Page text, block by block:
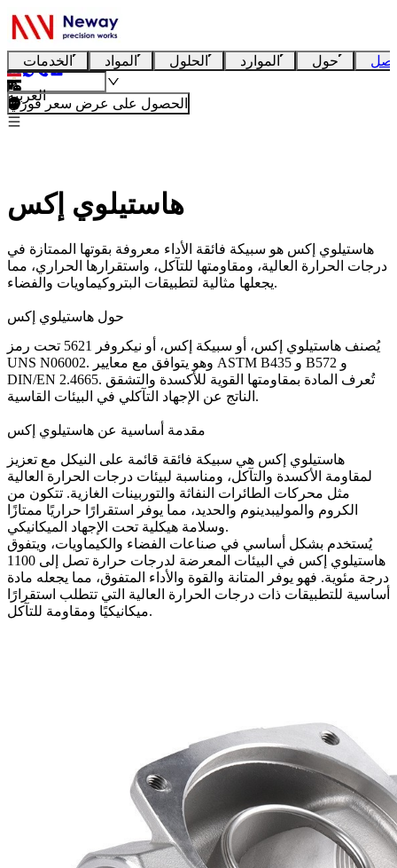
الخدمات المواد الحلول الموارد حول
العربية
الحصول على عرض سعر فوري
هاستيلوي إكس
هاستيلوي إكس هو سبيكة فائقة الأداء معروفة بقوتها الممتازة في
درجات الحرارة العالية، ومقاومتها للتآكل، واستقرارها الحراري، مما
يجعلها مثالية لتطبيقات البتروكيماويات والفضاء.
حول هاستيلوي إكس
يُصنف هاستيلوي إكس، أو سبيكة إكس، أو نيكروفر 5621 تحت رمز
UNS N06002. وهو يتوافق مع معايير ASTM B435 و B572 و
DIN/EN 2.4665. تُعرف المادة بمقاومتها القوية للأكسدة والتشقق
الناتج عن الإجهاد التآكلي في البيئات القاسية.
مقدمة أساسية عن هاستيلوي إكس
هاستيلوي إكس هي سبيكة فائقة قائمة على النيكل مع تعزيز
لمقاومة الأكسدة والتآكل، ومناسبة لبيئات درجات الحرارة العالية
مثل محركات الطائرات النفاثة والتوربينات الغازية. تتكون من
الكروم والموليبدينوم والحديد، مما يوفر استقرارًا حراريًا ممتازًا
وسلامة هيكلية تحت الإجهاد الميكانيكي.
يُستخدم بشكل أساسي في صناعات الفضاء والكيماويات، ويتفوق
هاستيلوي إكس في البيئات المعرضة لدرجات حرارة تصل إلى 1100
درجة مئوية. فهو يوفر المتانة والقوة والأداء المتفوق، مما يجعله مادة
أساسية للتطبيقات ذات درجات الحرارة العالية التي تتطلب استقرارًا
ميكانيكيًا ومقاومة للتآكل.